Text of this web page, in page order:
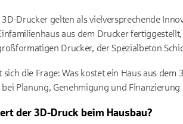
3D-Drucker gelten als vielversprechende
aus dem Drucker
Drucker, der Spezialbeton
sich die Frage: Was kostet ein Haus aus
Planung, Genehmigung und Finanzierung
der 3D-Druck beim Hausbau?